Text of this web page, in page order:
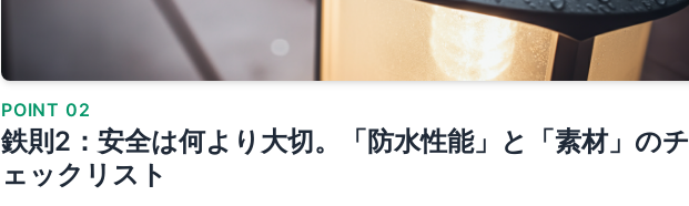
POINT 02
鉄則2：安全は何より大切。「防水性能」と「素材」のチ
ェックリスト